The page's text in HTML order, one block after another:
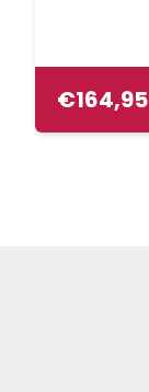
€164,95